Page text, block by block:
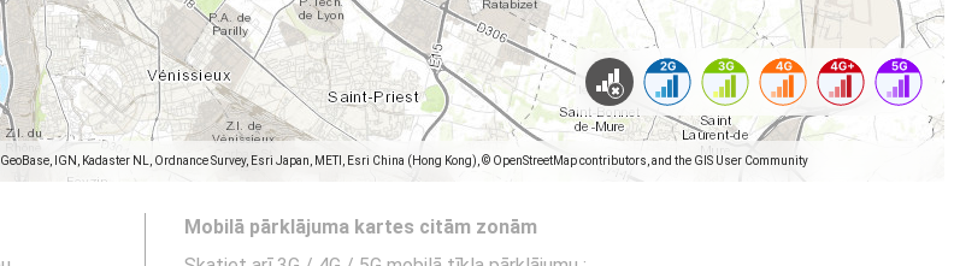
IGN, Kadaster NL, Ordnance Survey, Esri Japan, METI, Esri China (Hong Kong), © OpenStreetMap contributors, and the GIS User Community
Mobilā pārklājuma kartes citām zonām